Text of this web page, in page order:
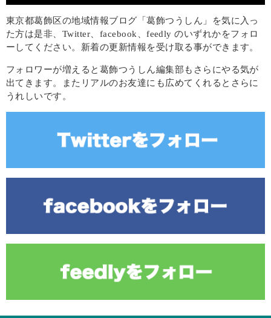
東京都葛飾区の地域情報ブログ「葛飾つうしん」を気に入っ
た方は是非、Twitter、facebook、feedly のいずれかをフォロ
ーしてください。新着の更新情報を受け取る事ができます。
フォロワーが増えると葛飾つうしん編集部もさらにやる気が
出てきます。またリアルのお友達にも広めてくれるとさらに
うれしいです。